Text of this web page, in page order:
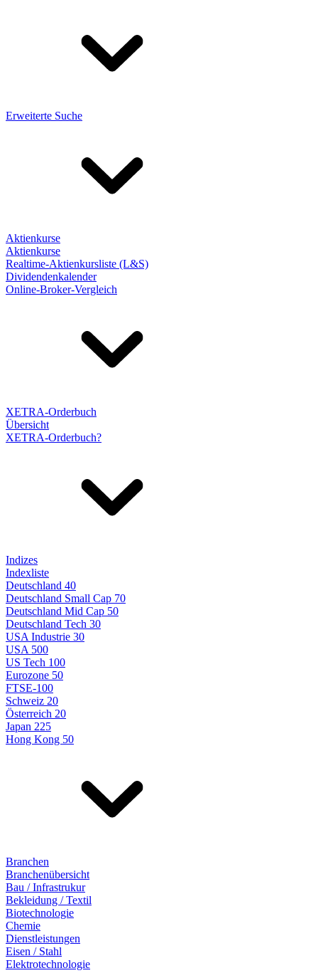
Erweiterte Suche
Aktienkurse
Aktienkurse
Realtime-Aktienkursliste (L&S)
Dividendenkalender
Online-Broker-Vergleich
XETRA-Orderbuch
Übersicht
XETRA-Orderbuch?
Indizes
Indexliste
Deutschland 40
Deutschland Small Cap 70
Deutschland Mid Cap 50
Deutschland Tech 30
USA Industrie 30
USA 500
US Tech 100
Eurozone 50
FTSE-100
Schweiz 20
Österreich 20
Japan 225
Hong Kong 50
Branchen
Branchenübersicht
Bau / Infrastrukur
Bekleidung / Textil
Biotechnologie
Chemie
Dienstleistungen
Eisen / Stahl
Elektrotechnologie